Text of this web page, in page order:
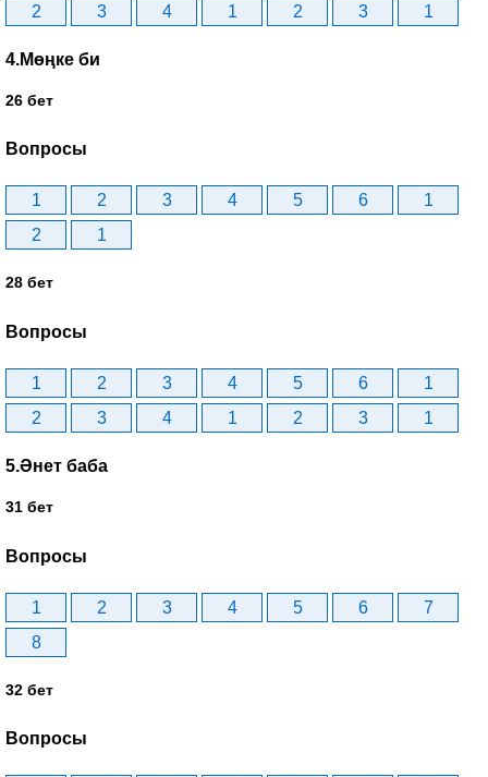
2 3 4 1 2 3 1
4.Мөңке би
26 бет
Вопросы
1 2 3 4 5 6
1
2
1
28 бет
Вопросы
1 2 3 4 5 6
1
2
3 4 1 2 3 1
5.Әнет баба
31 бет
Вопросы
1 2 3 4 5 6
7
8
32 бет
Вопросы